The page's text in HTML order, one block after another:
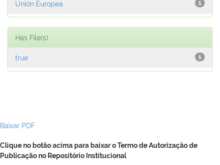
1
Unión Europea
Has File(s)
1
true
Baixar PDF
Clique no botão acima para baixar o Termo de Autorização de
Publicação no Repositório Institucional